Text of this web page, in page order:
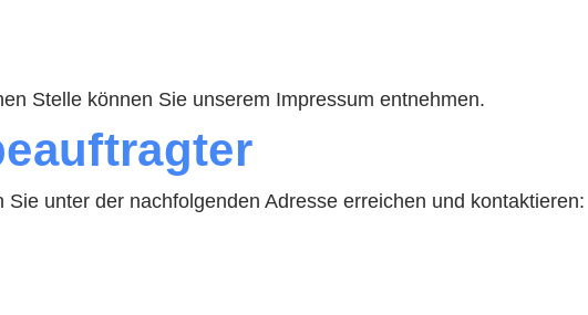
Stelle können Sie unserem Impressum entnehmen.
unter der nachfolgenden Adresse erreichen und kontaktieren: